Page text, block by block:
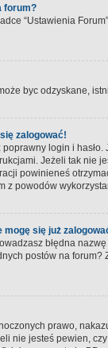
forum?
“Ustawienia
byc odzyskane,
zalogować!
login i
Jeżeli tak nie
powinieneś
z powodów
mogę się już
błędna
postów na
prawo,
nie jesteś pewien,